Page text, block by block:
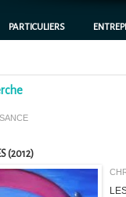
PARTICULIERS
(2012)